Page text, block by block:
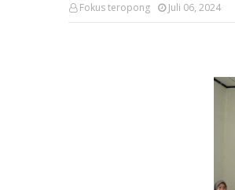
Fokus teropong Juli 06, 2024